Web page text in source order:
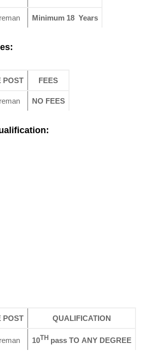
Minimum 18 Years
POST FEES
NO FEES
POST QUALIFICATION
10THpass TO ANY DEGREE